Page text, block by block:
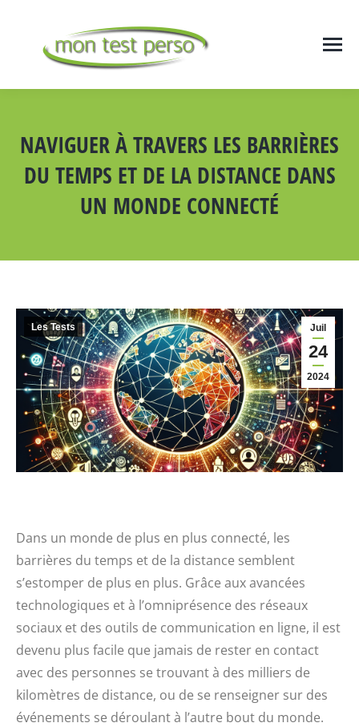
NAVIGUER À TRAVERS LES BARRIÈRES
DU TEMPS ET DE LA DISTANCE DANS
UN MONDE CONNECTÉ
Juil
24
2024
Les Tests
Dans un monde de plus en plus connecté, les
barrières du temps et de la distance semblent
s’estomper de plus en plus. Grâce aux avancées
technologiques et à l’omniprésence des réseaux
sociaux et des outils de communication en ligne, il est
devenu plus facile que jamais de rester en contact
avec des personnes se trouvant à des milliers de
kilomètres de distance, ou de se renseigner sur des
événements se déroulant à l’autre bout du monde.